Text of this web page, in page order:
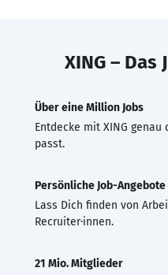
XING –
Über eine Million Jobs
Entdecke mit XING genau
passt.
Persönliche Job-Angebote
Lass Dich finden von
Recruiter·innen.
21 Mio. Mitglieder